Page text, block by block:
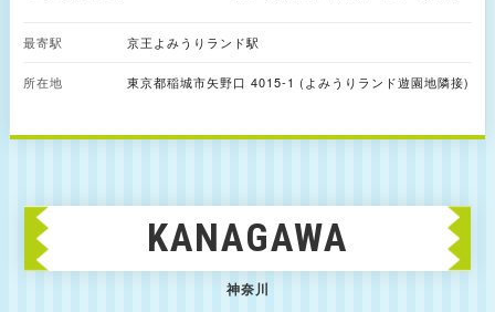
など300鉢を超えるフラワーシャンデリアが天井を飾ります。館内ではプロ
ナル水槽でカクレクマノミなど約50種の魚たちが泳ぐ様子を観ることもでき
たちに囲まれた空間を楽しめます。 敷地の北西部に広がる「聖なる森」に
だ後は、敷地内にある日帰り温泉施設「よみうりランド眺望温泉 花景（カ
ケイ）の湯」へ。地下1,750mから湧出する黒いお湯の天然温泉で疲れを癒
やせます。 なお、井戸水が流れる小川を有する同パーク内では、初夏にな
るとゲンジボタルやヘイケボタルを観ることが可能。例年5月下旬～7月上旬
ごろにほたる観賞イベントが開催されるほか、ほたるの優先観賞券付きプラ
最寄駅 京王よみうりランド駅
所在地 東京都稲城市矢野口 4015-1 (よみうりランド遊園地隣接)
KANAGAWA
神奈川